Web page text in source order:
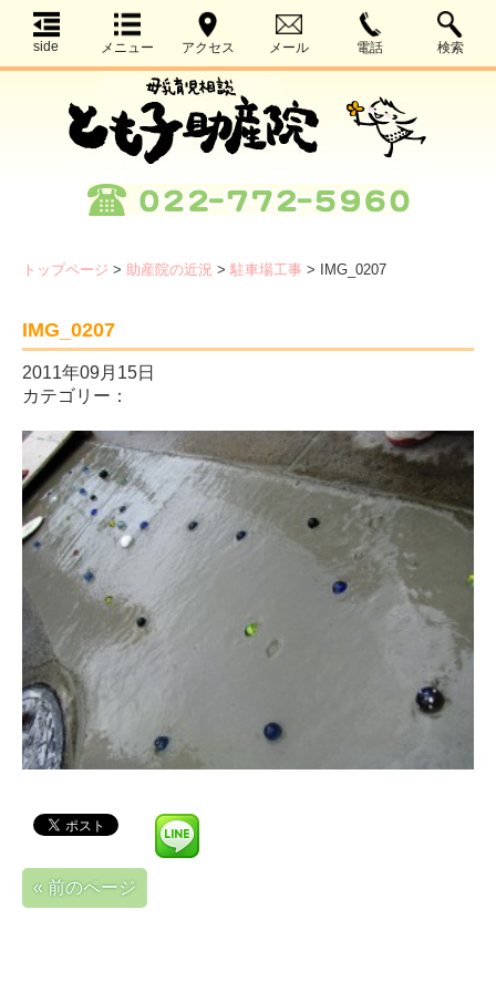
side メニュー アクセス メール 電話 検索
トップページ > 助産院の近況 > 駐車場工事 > IMG_0207
IMG_0207
2011年09月15日
カテゴリー：
« 前のページ